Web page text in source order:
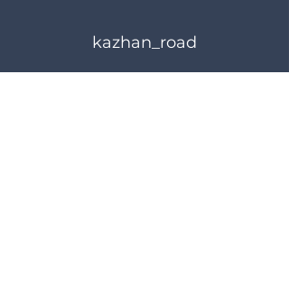
kazhan_road